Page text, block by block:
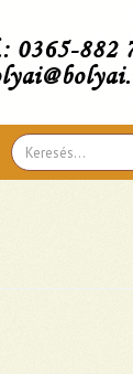
0365-882
Search
...